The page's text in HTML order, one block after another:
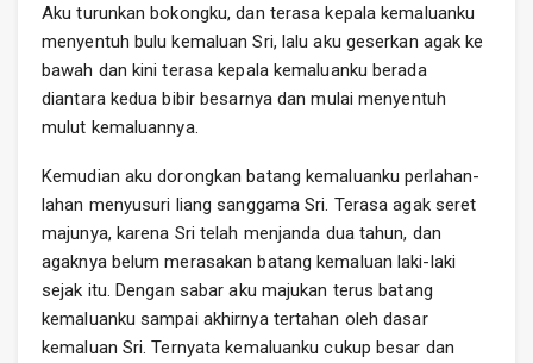
Aku turunkan bokongku, dan terasa kepala kemaluanku
menyentuh bulu kemaluan Sri, lalu aku geserkan agak ke
bawah dan kini terasa kepala kemaluanku berada
diantara kedua bibir besarnya dan mulai menyentuh
mulut kemaluannya.
Kemudian aku dorongkan batang kemaluanku perlahan-
lahan menyusuri liang sanggama Sri. Terasa agak seret
majunya, karena Sri telah menjanda dua tahun, dan
agaknya belum merasakan batang kemaluan laki-laki
sejak itu. Dengan sabar aku majukan terus batang
kemaluanku sampai akhirnya tertahan oleh dasar
kemaluan Sri. Ternyata kemaluanku cukup besar dan